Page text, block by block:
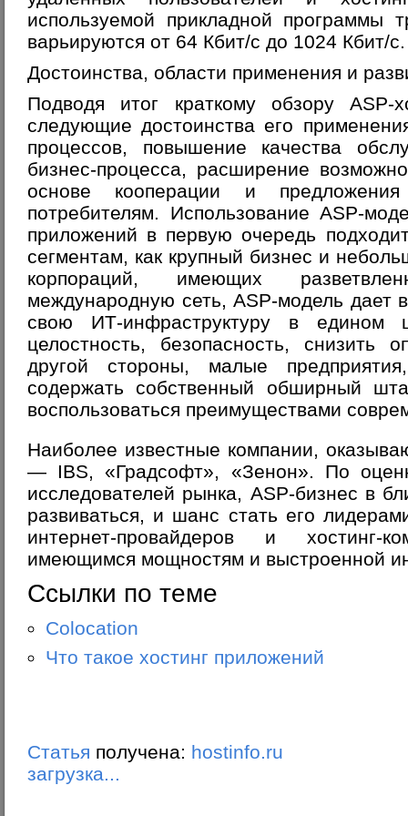
используемой прикладной программы
варьируются от 64 Кбит/с до 1024 Кбит/с.
Достоинства, области применения и
Подводя итог краткому обзору ASP-
следующие достоинства его
процессов, повышение качества
бизнес-процесса, расширение
основе кооперации и предложения
потребителям. Использование ASP-
приложений в первую очередь
сегментам, как крупный бизнес и
корпораций, имеющих
международную сеть, ASP-модель дает
свою ИТ-инфраструктуру в едином
целостность, безопасность, снизить
другой стороны, малые
содержать собственный обширный
воспользоваться преимуществами
Наиболее известные компании,
— IBS, «Градсофт», «Зенон». По
исследователей рынка, ASP-бизнес в
развиваться, и шанс стать его
интернет-провайдеров и хостинг-
имеющимся мощностям и выстроенной
Ссылки по теме
Colocation
Что такое хостинг приложений
Статья получена: hostinfo.ru
загрузка...